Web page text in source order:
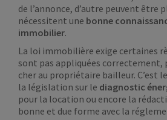
de l’annonce, d’autre peuvent être
nécessitent une bonne
immobilier.
La loi immobilière exige certaines
sont pas appliquées correctement,
cher au propriétaire bailleur. C’est
la législation sur le diagnostic
pour la location ou encore la
bonne et due forme avec la